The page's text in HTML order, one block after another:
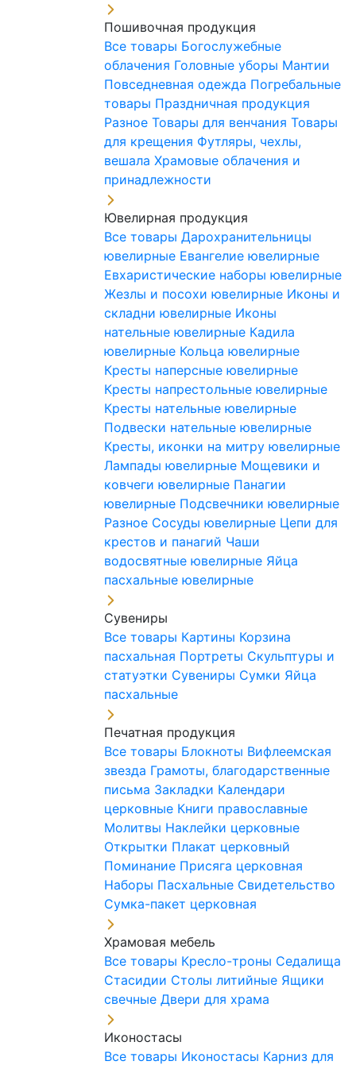
Пошивочная продукция
Все товары Богослужебные
облачения Головные уборы Мантии
Повседневная одежда Погребальные
товары Праздничная продукция
Разное Товары для венчания Товары
для крещения Футляры, чехлы,
вешала Храмовые облачения и
принадлежности
Ювелирная продукция
Все товары Дарохранительницы
ювелирные Евангелие ювелирные
Евхаристические наборы ювелирные
Жезлы и посохи ювелирные Иконы и
складни ювелирные Иконы
нательные ювелирные Кадила
ювелирные Кольца ювелирные
Кресты наперсные ювелирные
Кресты напрестольные ювелирные
Кресты нательные ювелирные
Подвески нательные ювелирные
Кресты, иконки на митру ювелирные
Лампады ювелирные Мощевики и
ковчеги ювелирные Панагии
ювелирные Подсвечники ювелирные
Разное Сосуды ювелирные Цепи для
крестов и панагий Чаши
водосвятные ювелирные Яйца
пасхальные ювелирные
Сувениры
Все товары Картины Корзина
пасхальная Портреты Скульптуры и
статуэтки Сувениры Сумки Яйца
пасхальные
Печатная продукция
Все товары Блокноты Вифлеемская
звезда Грамоты, благодарственные
письма Закладки Календари
церковные Книги православные
Молитвы Наклейки церковные
Открытки Плакат церковный
Поминание Присяга церковная
Наборы Пасхальные Свидетельство
Сумка-пакет церковная
Храмовая мебель
Все товары Кресло-троны Седалища
Стасидии Столы литийные Ящики
свечные Двери для храма
Иконостасы
Все товары Иконостасы Карниз для